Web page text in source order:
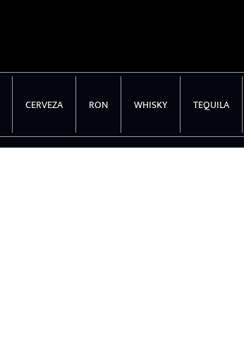
CERVEZA RON WHISKY TEQUILA